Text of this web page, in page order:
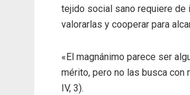
tejido social sano requiere de
valorarlas y cooperar para
«El magnánimo parece ser
mérito, pero no las busca con
IV, 3).